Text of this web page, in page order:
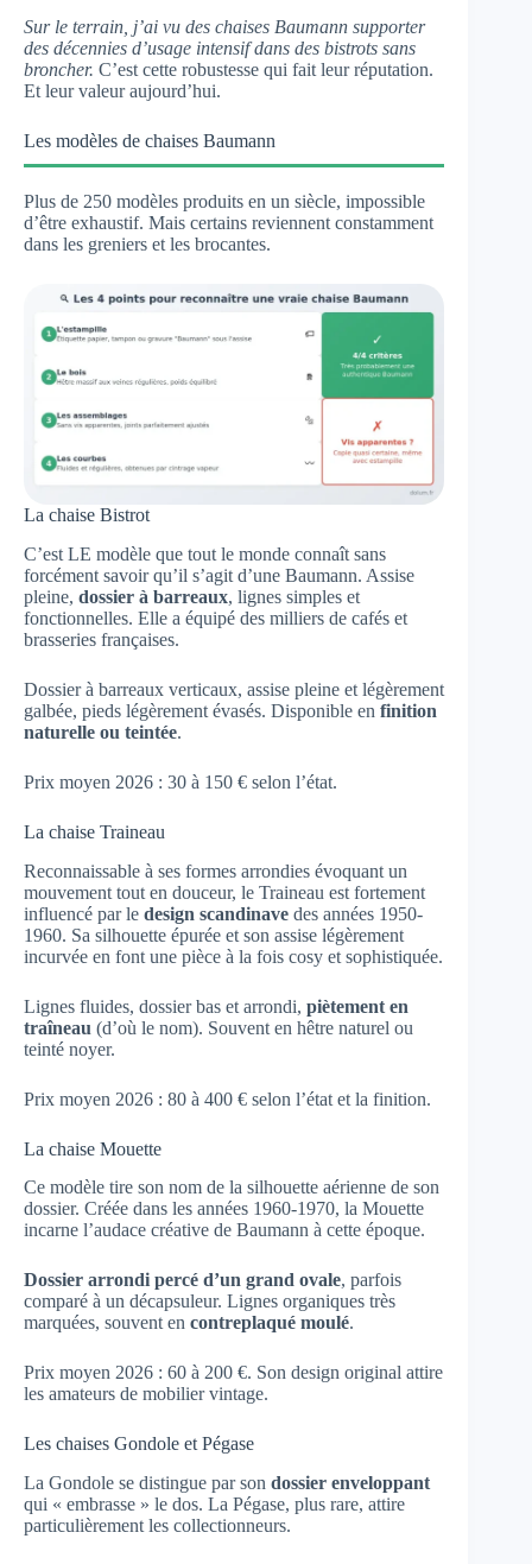
Sur le terrain, j’ai vu des chaises Baumann supporter
des décennies d’usage intensif dans des bistrots sans
broncher. C’est cette robustesse qui fait leur réputation.
Et leur valeur aujourd’hui.
Les modèles de chaises Baumann
Plus de 250 modèles produits en un siècle, impossible
d’être exhaustif. Mais certains reviennent constamment
dans les greniers et les brocantes.
La chaise Bistrot
C’est LE modèle que tout le monde connaît sans
forcément savoir qu’il s’agit d’une Baumann. Assise
pleine, dossier à barreaux, lignes simples et
fonctionnelles. Elle a équipé des milliers de cafés et
brasseries françaises.
Dossier à barreaux verticaux, assise pleine et légèrement
galbée, pieds légèrement évasés. Disponible en finition
naturelle ou teintée.
Prix moyen 2026 : 30 à 150 € selon l’état.
La chaise Traineau
Reconnaissable à ses formes arrondies évoquant un
mouvement tout en douceur, le Traineau est fortement
influencé par le design scandinave des années 1950-
1960. Sa silhouette épurée et son assise légèrement
incurvée en font une pièce à la fois cosy et sophistiquée.
Lignes fluides, dossier bas et arrondi, piètement en
traîneau (d’où le nom). Souvent en hêtre naturel ou
teinté noyer.
Prix moyen 2026 : 80 à 400 € selon l’état et la finition.
La chaise Mouette
Ce modèle tire son nom de la silhouette aérienne de son
dossier. Créée dans les années 1960-1970, la Mouette
incarne l’audace créative de Baumann à cette époque.
Dossier arrondi percé d’un grand ovale, parfois
comparé à un décapsuleur. Lignes organiques très
marquées, souvent en contreplaqué moulé.
Prix moyen 2026 : 60 à 200 €. Son design original attire
les amateurs de mobilier vintage.
Les chaises Gondole et Pégase
La Gondole se distingue par son dossier enveloppant
qui « embrasse » le dos. La Pégase, plus rare, attire
particulièrement les collectionneurs.